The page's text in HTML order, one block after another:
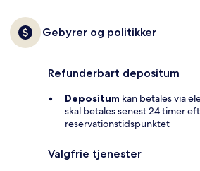
Gebyrer og politikker
Refunderbart depositum
Depositum kan betales via
skal betales senest 24 timer
reservationstidspunktet
Valgfrie tjenester